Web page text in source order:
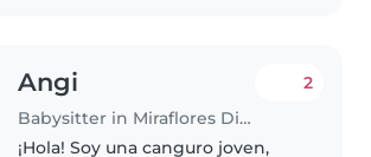
Angi
Babysitter in Miraflores District
2
¡Hola! Soy una canguro joven,